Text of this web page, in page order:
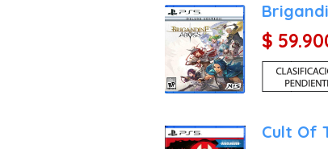
$
Cult Of